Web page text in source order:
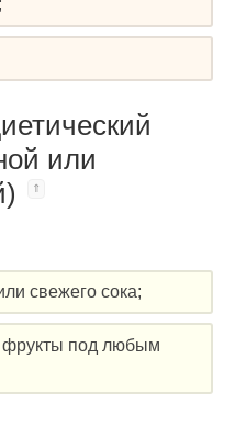
или
свежего сока;
фрукты под любым